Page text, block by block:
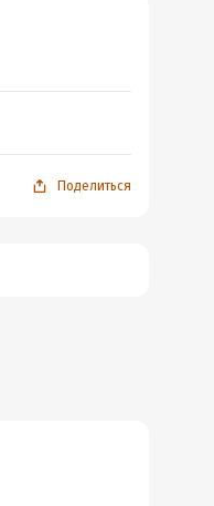
Поделиться